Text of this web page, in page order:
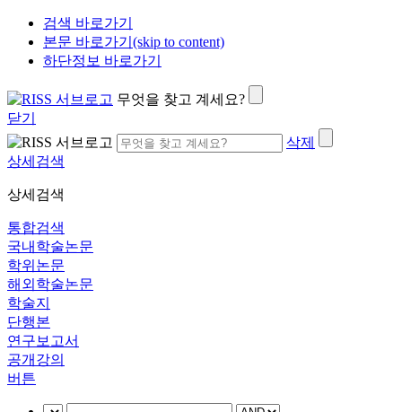
검색 바로가기
본문 바로가기(skip to content)
하단정보 바로가기
무엇을 찾고 계세요?
닫기
삭제
상세검색
상세검색
통합검색
국내학술논문
학위논문
해외학술논문
학술지
단행본
연구보고서
공개강의
버튼